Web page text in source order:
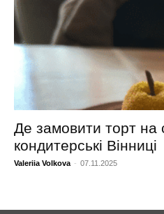
Де замовити торт на
кондитерські Вінниці
Valeriia Volkova - 07.11.2025